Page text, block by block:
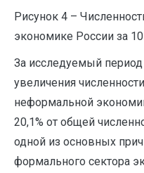
Рисунок 4 –
экономике России за
За исследуемый
увеличения
неформальной
20,1% от общей
одной из основных
формального сектора